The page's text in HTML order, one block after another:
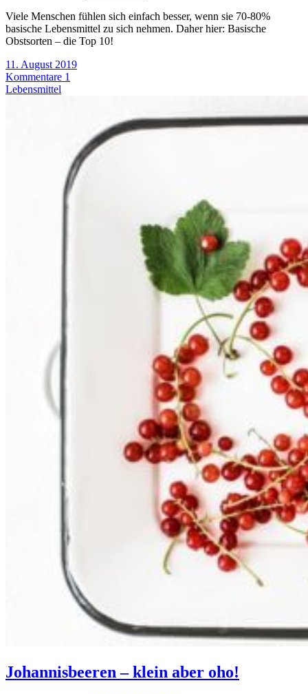
Viele Menschen fühlen sich einfach besser, wenn sie 70-80%
basische Lebensmittel zu sich nehmen. Daher hier: Basische
Obstsorten – die Top 10!
11. August 2019
Kommentare 1
Lebensmittel
Johannisbeeren – klein aber oho!